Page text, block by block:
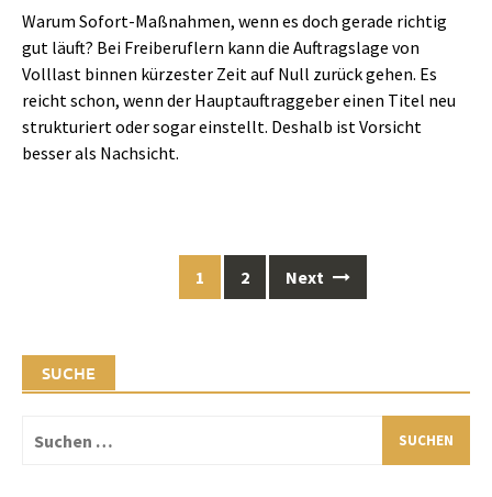
Warum Sofort-Maßnahmen, wenn es doch gerade richtig
gut läuft? Bei Freiberuflern kann die Auftragslage von
Volllast binnen kürzester Zeit auf Null zurück gehen. Es
reicht schon, wenn der Hauptauftraggeber einen Titel neu
strukturiert oder sogar einstellt. Deshalb ist Vorsicht
besser als Nachsicht.
1 2 Next
SUCHE
nach: